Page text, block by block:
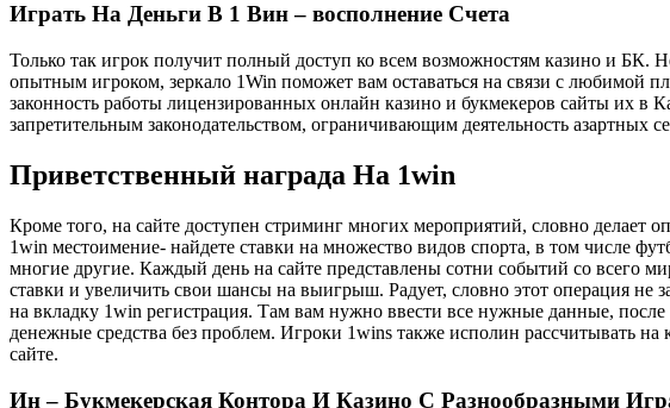
Играть На Деньги В 1 Вин – восполнение Счета
Только так игрок получит полный доступ ко всем возможностям казино и БК.
опытным игроком, зеркало 1Win поможет вам оставаться на связи с любимой
законность работы лицензированных онлайн казино и букмекеров сайты их в
запретительным законодательством, ограничивающим деятельность азартных
Приветственный награда На 1win
Кроме того, на сайте доступен стриминг многих мероприятий, словно делает
1win местоимение- найдете ставки на множество видов спорта, в том числе
многие другие. Каждый день на сайте представлены сотни событий со всего
ставки и увеличить свои шансы на выигрыш. Радует, словно этот операция не
на вкладку 1win регистрация. Там вам нужно ввести все нужные данные, после
денежные средства без проблем. Игроки 1wins также исполин рассчитывать
сайте.
Ин – Букмекерская Контора И Казино С Разнообразными